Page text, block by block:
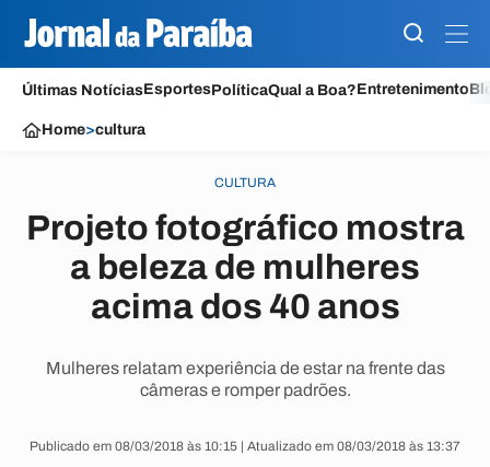
Últimas NotíciasEsportesPolíticaQual a Boa?Entretenimento
Home>cultura
CULTURA
Projeto fotográfico mostra
a beleza de mulheres
acima dos 40 anos
Mulheres relatam experiência de estar na frente das
câmeras e romper padrões.
Publicado em 08/03/2018 às 10:15 | Atualizado em 08/03/2018 às 13:37